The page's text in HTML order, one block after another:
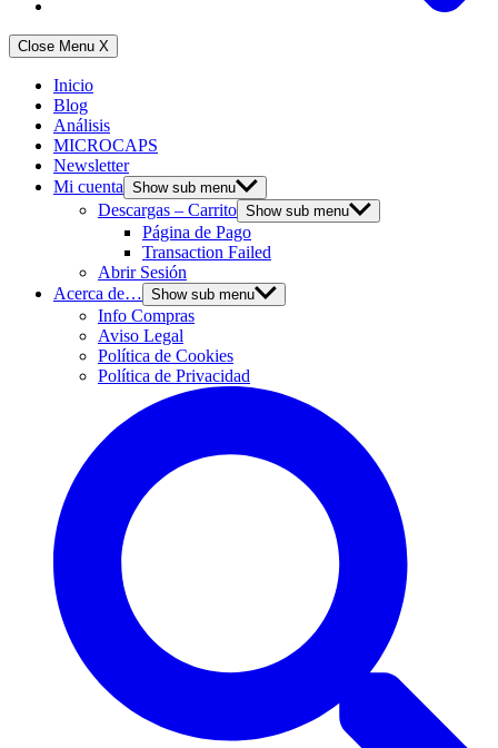
Close Menu X
Inicio
Blog
Análisis
MICROCAPS
Newsletter
Mi cuenta Show sub menu
Descargas – Carrito Show sub menu
Página de Pago
Transaction Failed
Abrir Sesión
Acerca de… Show sub menu
Info Compras
Aviso Legal
Política de Cookies
Política de Privacidad